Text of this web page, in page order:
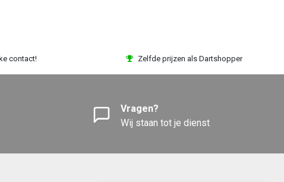
contact! Zelfde prijzen als Dartshopper
Vragen?
Wij staan tot je dienst